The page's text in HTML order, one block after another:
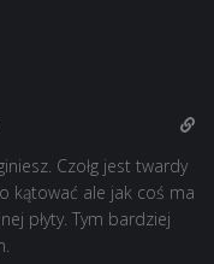
Czołg jest twardy
kątować ale jak coś ma
płyty. Tym bardziej